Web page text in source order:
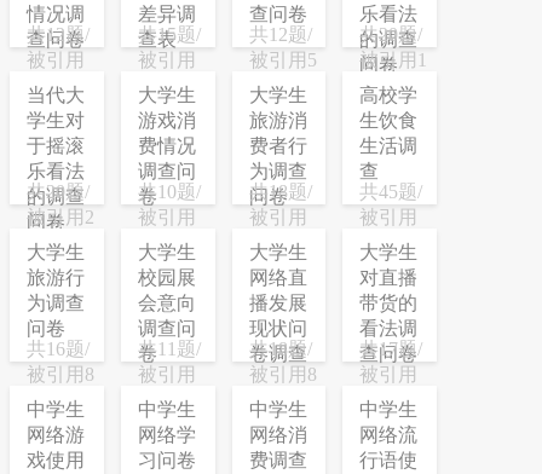
情况调
查问卷
共12题/
被引用
21次
差异调
查表
共15题/
被引用
21次
查问卷
共12题/
被引用5
次
乐看法
的调查
问卷
共20题/
被引用1
次
当代大
学生对
于摇滚
乐看法
的调查
问卷
共20题/
被引用2
次
大学生
游戏消
费情况
调查问
卷
共10题/
被引用
15次
大学生
旅游消
费者行
为调查
问卷
共18题/
被引用
18次
高校学
生饮食
生活调
查
共45题/
被引用
35次
大学生
旅游行
为调查
问卷
共16题/
被引用8
次
大学生
校园展
会意向
调查问
卷
共11题/
被引用
10次
大学生
网络直
播发展
现状问
卷调查
共18题/
被引用8
次
大学生
对直播
带货的
看法调
查问卷
共17题/
被引用
10次
中学生
网络游
戏使用
中学生
网络学
习问卷
中学生
网络消
费调查
中学生
网络流
行语使